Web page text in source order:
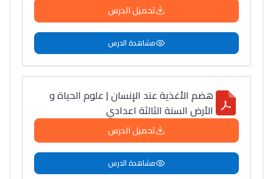
تحميل الدرس
مشاهدة الدرس
هضم الأغذية عند الإنسان | علوم الحياة و
الأرض السنة الثالثة اعدادي
تحميل الدرس
مشاهدة الدرس